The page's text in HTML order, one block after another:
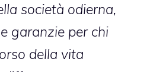
società odierna,
garanzie per chi
della vita